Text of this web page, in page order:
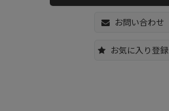
お問い合わせ
お気に入り登録